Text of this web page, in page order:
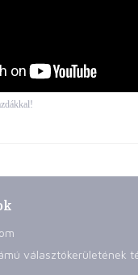
választókerületének